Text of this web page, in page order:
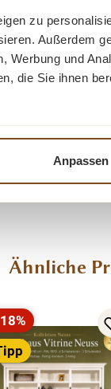
zu
Außerdem
Werbung und
die Sie ihnen
Anpassen
Ähnliche